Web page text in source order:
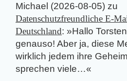
Michael (2026-08-05) zu
Datenschutzfreundliche E-
Deutschland: »Hallo
genauso! Aber ja, diese
wirklich jedem ihre
sprechen viele…«